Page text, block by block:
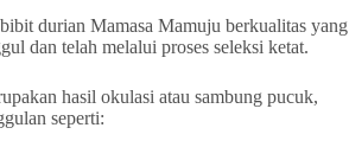
durian Mamasa Mamuju berkualitas yang
dan telah melalui proses seleksi ketat.
hasil okulasi atau sambung pucuk,
seperti: